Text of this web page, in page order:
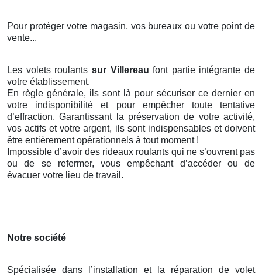
Pour protéger votre magasin, vos bureaux ou votre point de
vente...
Les volets roulants sur Villereaufont partie intégrante de
votre établissement.
En règle générale, ils sont là pour sécuriser ce dernier en
votre indisponibilité et pour empêcher toute tentative
d’effraction. Garantissant la préservation de votre activité,
vos actifs et votre argent, ils sont indispensables et doivent
être entièrement opérationnels à tout moment !
Impossible d’avoir des rideaux roulants qui ne s’ouvrent pas
ou de se refermer, vous empêchant d’accéder ou de
évacuer votre lieu de travail.
Notre société
Spécialisée dans l’installation et la réparation de volet